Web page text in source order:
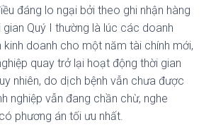
đáng lo ngại bởi theo ghi nhận hàng
Quý I thường là lúc các doanh
kinh doanh cho một năm tài chính mới,
quay trở lại hoạt động thời gian
nhiên, do dịch bệnh vẫn chưa được
nghiệp vẫn đang chần chừ, nghe
phương án tối ưu nhất.